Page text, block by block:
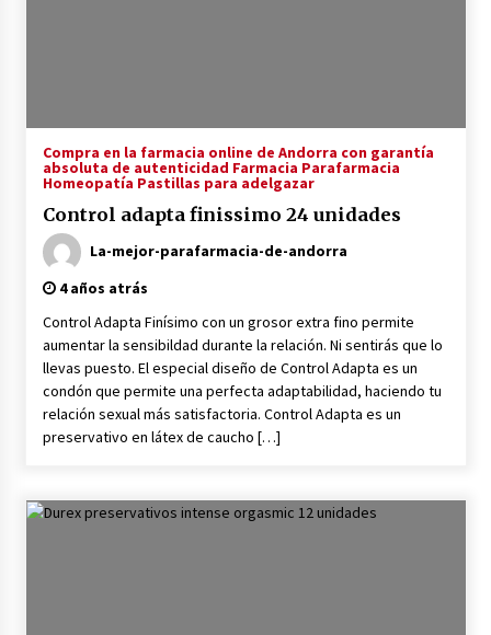
Compra en la farmacia online de Andorra con garantía
absoluta de autenticidad Farmacia Parafarmacia
Homeopatía Pastillas para adelgazar
Control adapta finissimo 24 unidades
La-mejor-parafarmacia-de-andorra
4 años atrás
Control Adapta Finísimo con un grosor extra fino permite
aumentar la sensibildad durante la relación. Ni sentirás que lo
llevas puesto. El especial diseño de Control Adapta es un
condón que permite una perfecta adaptabilidad, haciendo tu
relación sexual más satisfactoria. Control Adapta es un
preservativo en látex de caucho […]